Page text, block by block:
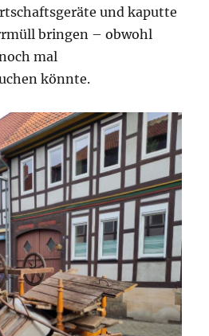
und kaputte
bringen – obwohl
mal
könnte.